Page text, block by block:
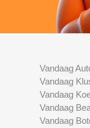
Vandaag
Vandaag
Vandaag
Vandaag
Vandaag